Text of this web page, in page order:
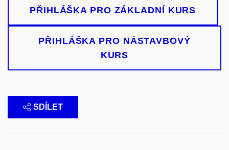
PŘIHLÁŠKA PRO ZÁKLADNÍ KURS
PŘIHLÁŠKA PRO NÁSTAVBOVÝ
KURS
SDÍLET